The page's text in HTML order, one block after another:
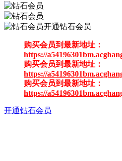
开通钻石会员
购买会员到最新地址：
https://
购买会员到最新地址：
https://
购买会员到最新地址：
https://
开通钻石会员